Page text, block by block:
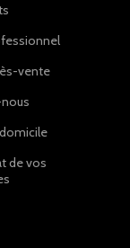
vente
de vos